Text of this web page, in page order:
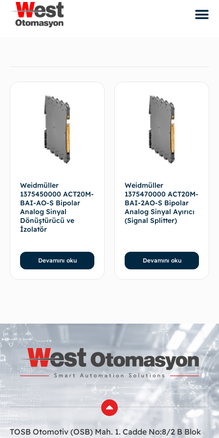
Weidmüller
1375450000 ACT20M-
BAI-AO-S Bipolar
Analog Sinyal
Dönüştürücü ve
İzolatör
Devamını oku
Weidmüller
1375470000 ACT20M-
BAI-2AO-S Bipolar
Analog Sinyal Ayırıcı
(Signal Splitter)
Devamını oku
TOSB Otomotiv (OSB) Mah. 1. Cadde No:8/2 B Blok